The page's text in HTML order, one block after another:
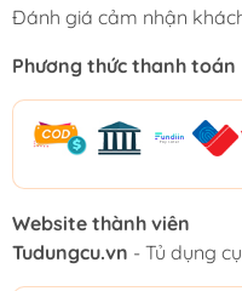
Đánh giá cảm nhận
Phương thức thanh toán
Website thành viên
Tudungcu.vn - Tủ dụng